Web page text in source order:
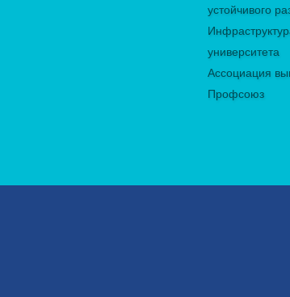
устойчивого
университета
Ассоциация
Профсоюз